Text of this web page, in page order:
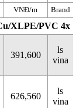
VNĐ/m Brand
XLPE/PVC 4x
391,600
ls
vina
626,560
ls
vina